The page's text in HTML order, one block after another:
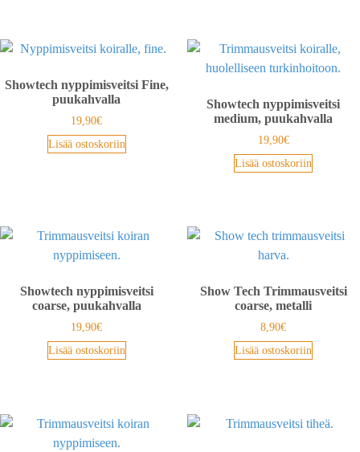
Showtech nyppimisveitsi Fine,
puukahvalla
19,90€
Lisää ostoskoriin
Showtech nyppimisveitsi
medium, puukahvalla
19,90€
Lisää ostoskoriin
Showtech nyppimisveitsi
coarse, puukahvalla
19,90€
Lisää ostoskoriin
Show Tech Trimmausveitsi
coarse, metalli
8,90€
Lisää ostoskoriin